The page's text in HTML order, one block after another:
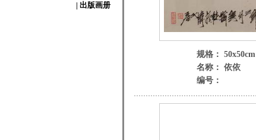
| 出版画册
规格： 50x50cm
名称： 依依
编号：